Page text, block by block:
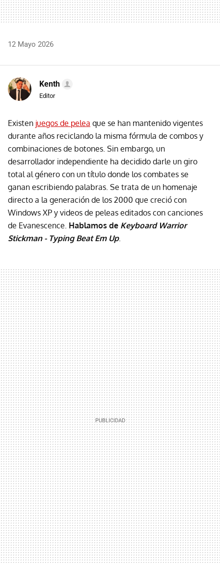
12 Mayo 2026
Kenth
Editor
Existen juegos de pelea que se han mantenido vigentes
durante años reciclando la misma fórmula de combos y
combinaciones de botones. Sin embargo, un
desarrollador independiente ha decidido darle un giro
total al género con un título donde los combates se
ganan escribiendo palabras. Se trata de un homenaje
directo a la generación de los 2000 que creció con
Windows XP y videos de peleas editados con canciones
de Evanescence. Hablamos de Keyboard Warrior
Stickman - Typing Beat Em Up.